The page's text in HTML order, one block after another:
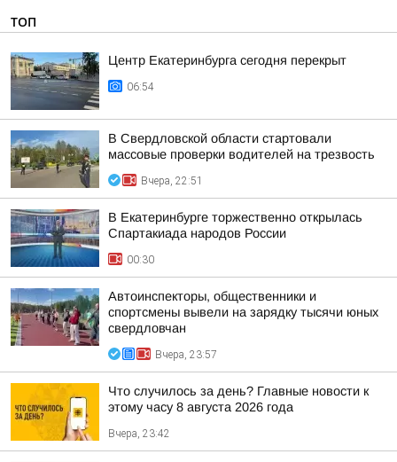
ТОП
Центр Екатеринбурга сегодня перекрыт
06:54
В Свердловской области стартовали
массовые проверки водителей на трезвость
Вчера, 22:51
В Екатеринбурге торжественно открылась
Спартакиада народов России
00:30
Автоинспекторы, общественники и
спортсмены вывели на зарядку тысячи юных
свердловчан
Вчера, 23:57
Что случилось за день? Главные новости к
этому часу 8 августа 2026 года
Вчера, 23:42